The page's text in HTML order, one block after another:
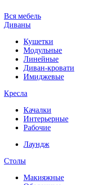
Вся мебель
Диваны
Кушетки
Модульные
Линейные
Диван-кровати
Имиджевые
Кресла
Качалки
Интерьерные
Рабочие
Лаундж
Столы
Макияжные